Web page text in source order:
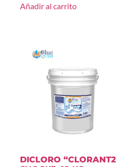
Añadir al carrito
DICLORO “CLORANT2